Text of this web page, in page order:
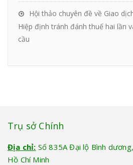
Hội thảo chuyên đề về Giao
Hiệp định tránh đánh thuế hai lần
cầu
Trụ sở Chính
Địa chỉ: Số 835A Đại lộ Bình
Hồ Chí Minh